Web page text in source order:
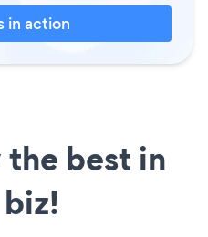
in action
best in